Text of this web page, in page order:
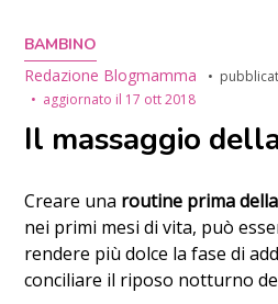
BAMBINO
Redazione Blogmamma
aggiornato il 17 ott 2018
Il massaggio
Creare una routine prima
nei primi mesi di vita, può
rendere più dolce la fase di
conciliare il riposo notturno